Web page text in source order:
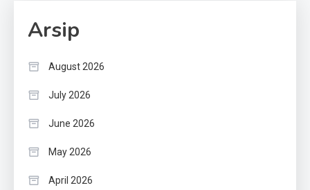
Arsip
August 2026
July 2026
June 2026
May 2026
April 2026